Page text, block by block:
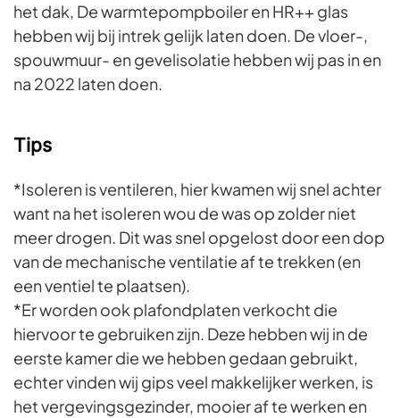
het dak, De warmtepompboiler en HR++ glas
hebben wij bij intrek gelijk laten doen. De vloer-,
spouwmuur- en gevelisolatie hebben wij pas in en
na 2022 laten doen.
Tips
*Isoleren is ventileren, hier kwamen wij snel achter
want na het isoleren wou de was op zolder niet
meer drogen. Dit was snel opgelost door een dop
van de mechanische ventilatie af te trekken (en
een ventiel te plaatsen).
*Er worden ook plafondplaten verkocht die
hiervoor te gebruiken zijn. Deze hebben wij in de
eerste kamer die we hebben gedaan gebruikt,
echter vinden wij gips veel makkelijker werken, is
het vergevingsgezinder, mooier af te werken en